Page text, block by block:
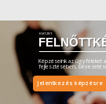
EMT ZRT.
Képzéseink az ügyfeleket
fejlesztésében,
Jelentkezés képzésre